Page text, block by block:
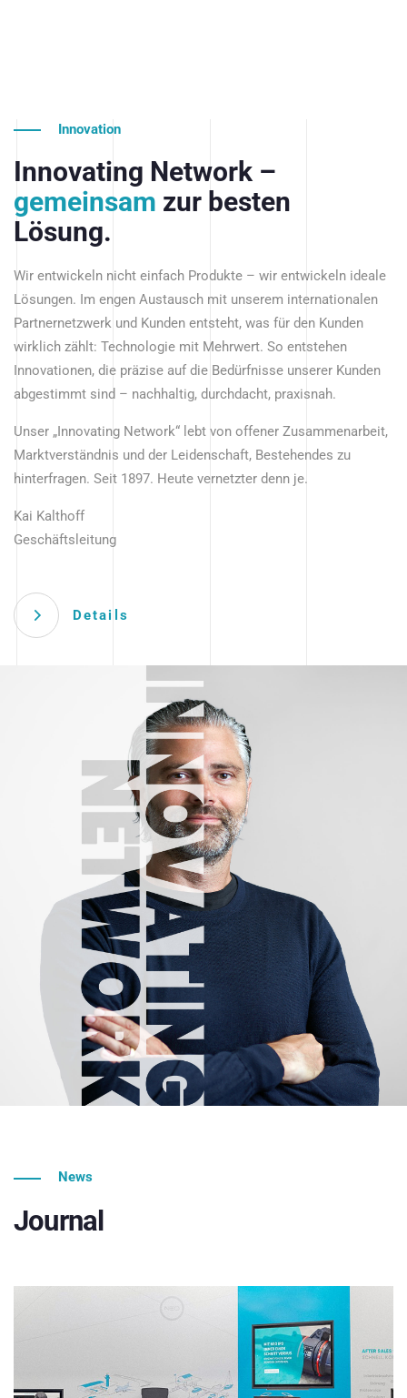
Innovation
Innovating Network –
gemeinsam zur besten
Lösung.
Wir entwickeln nicht einfach Produkte – wir entwickeln ideale
Lösungen. Im engen Austausch mit unserem internationalen
Partnernetzwerk und Kunden entsteht, was für den Kunden
wirklich zählt: Technologie mit Mehrwert. So entstehen
Innovationen, die präzise auf die Bedürfnisse unserer Kunden
abgestimmt sind – nachhaltig, durchdacht, praxisnah.
Unser „Innovating Network“ lebt von offener Zusammenarbeit,
Marktverständnis und der Leidenschaft, Bestehendes zu
hinterfragen. Seit 1897. Heute vernetzter denn je.
Kai Kalthoff
Geschäftsleitung
Details
News
Journal